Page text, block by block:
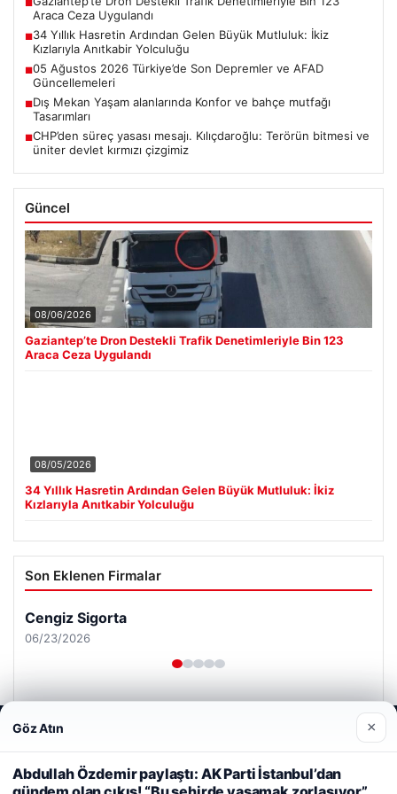
■
Araca Ceza Uygulandı
■34 Yıllık Hasretin Ardından Gelen Büyük Mutluluk: İkiz
Kızlarıyla Anıtkabir Yolculuğu
■05 Ağustos 2026 Türkiye’de Son Depremler ve AFAD
Güncellemeleri
■Dış Mekan Yaşam alanlarında Konfor ve bahçe mutfağı
Tasarımları
■CHP’den süreç yasası mesajı. Kılıçdaroğlu: Terörün bitmesi ve
üniter devlet kırmızı çizgimiz
Güncel
08/06/2026
Gaziantep’te Dron Destekli Trafik Denetimleriyle Bin 123
Araca Ceza Uygulandı
08/05/2026
34 Yıllık Hasretin Ardından Gelen Büyük Mutluluk: İkiz
Kızlarıyla Anıtkabir Yolculuğu
Son Eklenen Firmalar
Cengiz Sigorta
06/23/2026
© 2026 Tatil Gez – Güncel – Gezilecek Yerler
Web sitemizi nasıl kullandığınızı daha iyi anlayabilmek,
deneyiminizi kişiselleştirmek ve geliştirmek amacıyla çerezler
kullanıyoruz.
Çerez Politikamız
Göz Atın ×
Abdullah Özdemir paylaştı: AK Parti İstanbul’dan